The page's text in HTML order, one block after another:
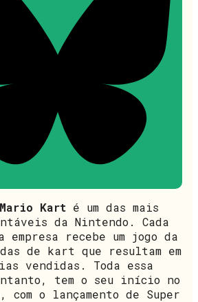
Mario Kart é um das mais
da Nintendo. Cada
empresa recebe um jogo da
de kart que resultam em
vendidas. Toda essa
tem o seu início no
com o lançamento de Super